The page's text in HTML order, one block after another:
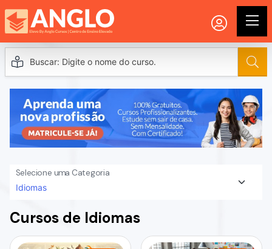
Selecione uma Categoria
Cursos de Idiomas